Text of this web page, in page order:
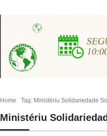
Home Tag: Ministériu Solidariedade
Ministériu